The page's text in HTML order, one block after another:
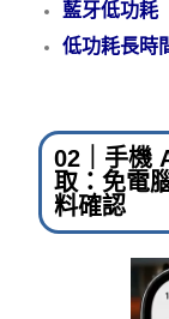
藍牙低功耗
低功耗長時
02｜手機
取：免電
料確認